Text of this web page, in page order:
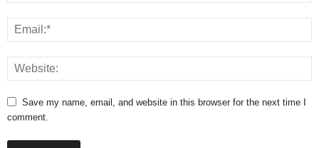
Save my name, email, and website in this browser for the next time I
comment.